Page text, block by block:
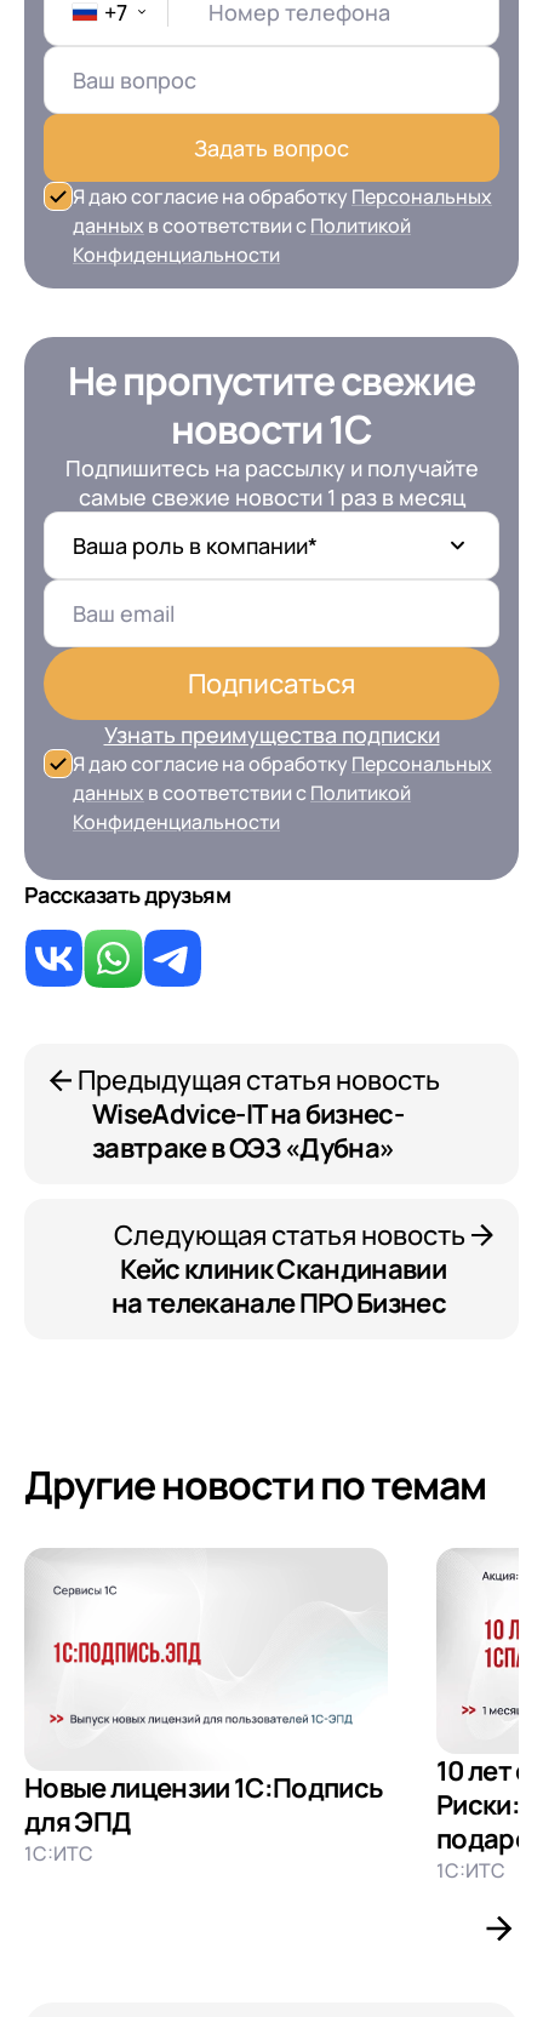
+7 Номер телефона
Задать вопрос
Я даю согласие на обработку Персональных
данных в соответствии сПолитикой
Конфиденциальности
Не пропустите свежие
новости 1С
Подпишитесь на рассылку и получайте
самые свежие новости 1 раз в месяц
Ваша роль в компании*
Подписаться
Узнать преимущества подписки
Я даю согласие на обработку Персональных
данных в соответствии сПолитикой
Конфиденциальности
Рассказать друзьям
Предыдущая статья новость
WiseAdvice-IT на бизнес-
завтраке в ОЭЗ «Дубна»
Следующая статья новость
Кейс клиник Скандинавии
на телеканале ПРО Бизнес
Другие новости по темам
Новые лицензии 1С:Подпись
для ЭПД
1С:ИТС
10 лет
Риски:
1С:ИТС